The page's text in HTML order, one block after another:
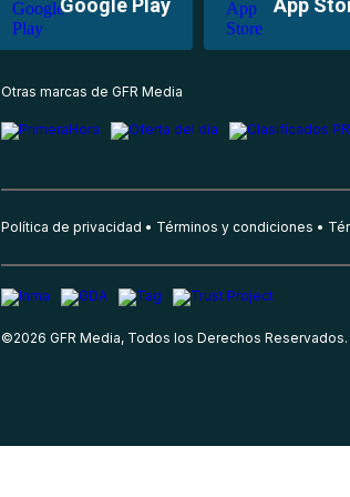
Google Play App
Otras marcas de GFR Media
Política de privacidad Términos y condiciones
©2026 GFR Media, Todos los Derechos Reservados.